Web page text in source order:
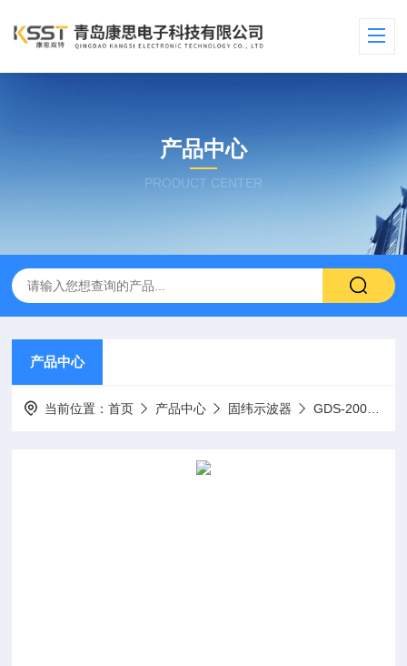
产品中心
PRODUCT CENTER
产品中心
当前位置：首页 产品中心 固纬示波器 GDS-2000A系列数字存储示波器